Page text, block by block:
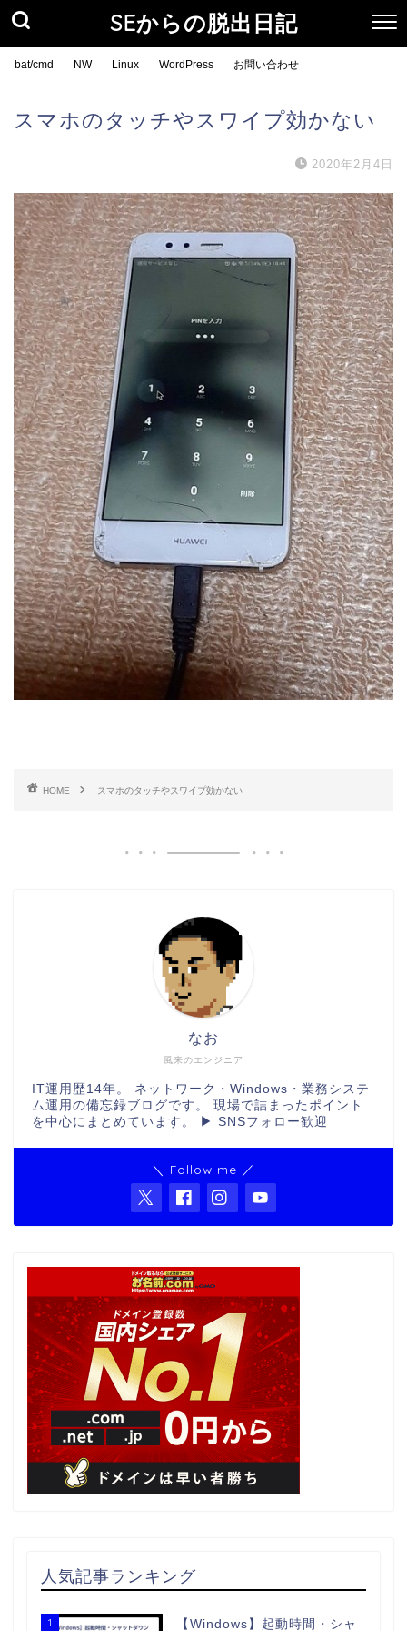
SEからの脱出日記
bat/cmd NW Linux WordPress お問い合わせ
スマホのタッチやスワイプ効かない
2020年2月4日
HOME スマホのタッチやスワイプ効かない
風来のエンジニア
なお
IT運用歴14年。 ネットワーク・Windows・業務システ
ム運用の備忘録ブログです。 現場で詰まったポイント
を中心にまとめています。 ▶ SNSフォロー歓迎
＼ Follow me ／
人気記事ランキング
1 【Windows】起動時間・シャ